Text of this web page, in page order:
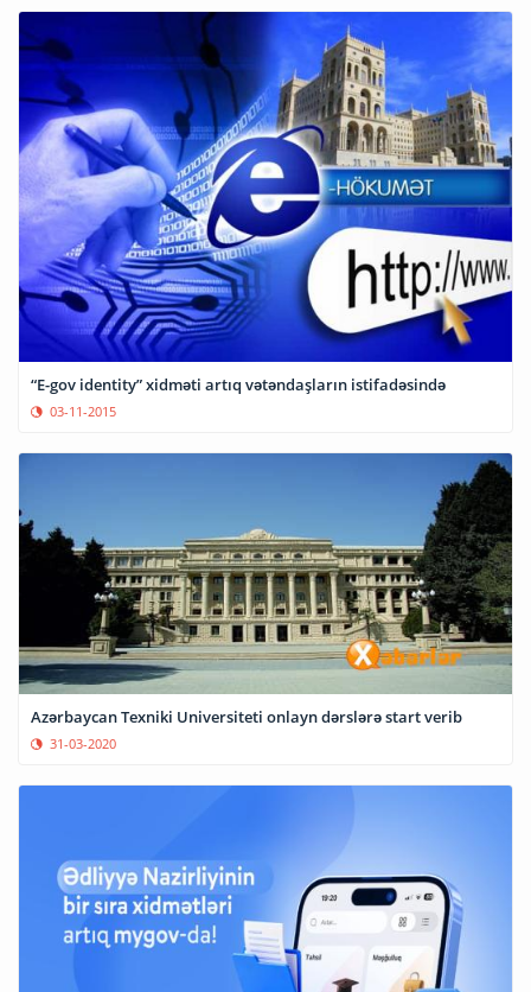
“E-gov identity” xidməti artıq vətəndaşların istifadəsində
03-11-2015
Azərbaycan Texniki Universiteti onlayn dərslərə start verib
31-03-2020